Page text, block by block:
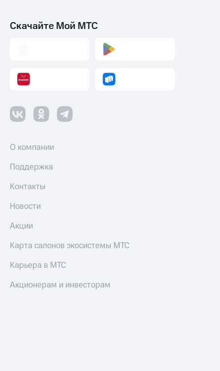
Скачайте Мой МТС
О компании
Поддержка
Контакты
Новости
Акции
Карта салонов экосистемы МТС
Карьера в МТС
Акционерам и инвесторам